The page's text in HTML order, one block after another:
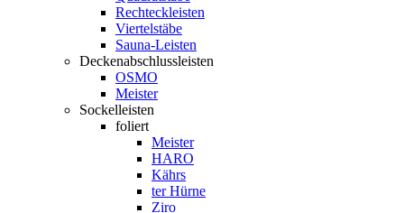
Rechteckleisten
Viertelstäbe
Sauna-Leisten
Deckenabschlussleisten
OSMO
Meister
Sockelleisten
foliert
Meister
HARO
Kährs
ter Hürne
Ziro